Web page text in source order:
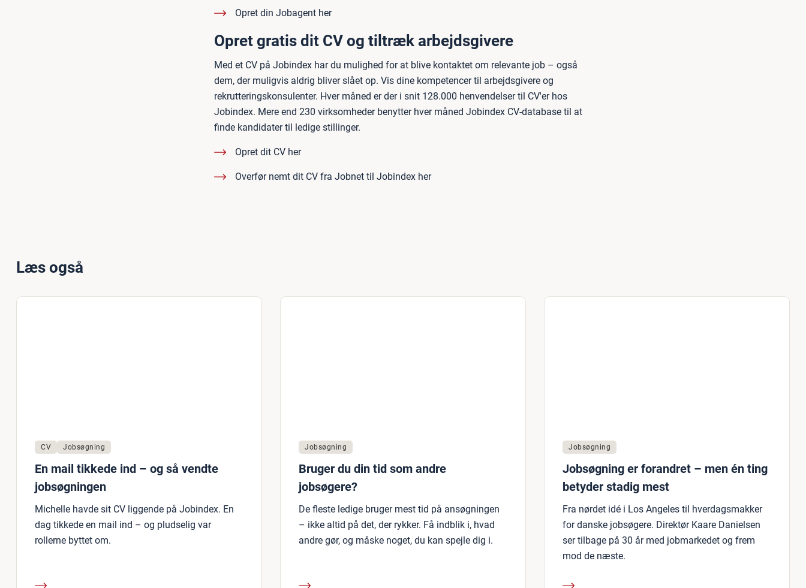
Opret din Jobagent her
Opret gratis dit CV og tiltræk arbejdsgivere
Med et CV på Jobindex har du mulighed for at blive kontaktet om relevante job – også
dem, der muligvis aldrig bliver slået op. Vis dine kompetencer til arbejdsgivere og
rekrutteringskonsulenter. Hver måned er der i snit 128.000 henvendelser til CV'er hos
Jobindex. Mere end 230 virksomheder benytter hver måned Jobindex CV-database til at
finde kandidater til ledige stillinger.
Opret dit CV her
Overfør nemt dit CV fra Jobnet til Jobindex her
Læs også
CV Jobsøgning
En mail tikkede ind – og så vendte
jobsøgningen
Michelle havde sit CV liggende på Jobindex. En
dag tikkede en mail ind – og pludselig var
rollerne byttet om.
Jobsøgning
Bruger du din tid som andre
jobsøgere?
De fleste ledige bruger mest tid på ansøgningen
– ikke altid på det, der rykker. Få indblik i, hvad
andre gør, og måske noget, du kan spejle dig i.
Jobsøgning
Jobsøgning er forandret – men én ting
betyder stadig mest
Fra nørdet idé i Los Angeles til hverdagsmakker
for danske jobsøgere. Direktør Kaare Danielsen
ser tilbage på 30 år med jobmarkedet og frem
mod de næste.